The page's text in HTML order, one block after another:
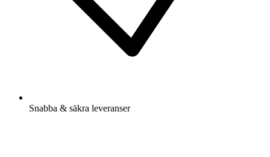
Snabba & säkra leveranser